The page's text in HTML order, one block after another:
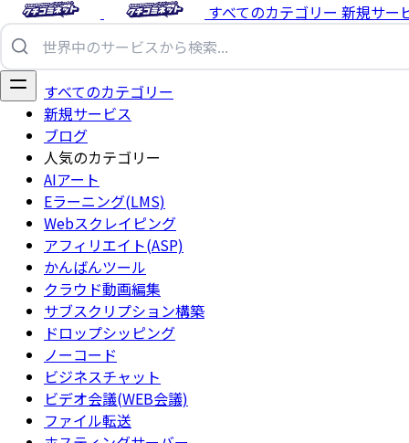
すべてのカテゴリー 新規サー
すべてのカテゴリー
新規サービス
ブログ
人気のカテゴリー
AIアート
Eラーニング(LMS)
Webスクレイピング
アフィリエイト(ASP)
かんばんツール
クラウド動画編集
サブスクリプション構築
ドロップシッピング
ノーコード
ビジネスチャット
ビデオ会議(WEB会議)
ファイル転送